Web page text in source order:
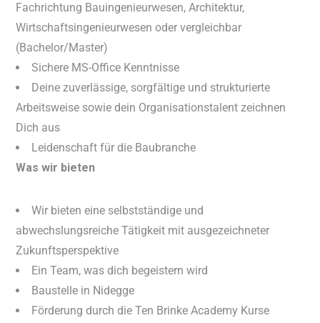
Fachrichtung Bauingenieurwesen, Architektur,
Wirtschaftsingenieurwesen oder vergleichbar
(Bachelor/Master)
Sichere MS-Office Kenntnisse
Deine zuverlässige, sorgfältige und strukturierte
Arbeitsweise sowie dein Organisationstalent zeichnen
Dich aus
Leidenschaft für die Baubranche
Was wir bieten
Wir bieten eine selbstständige und
abwechslungsreiche Tätigkeit mit ausgezeichneter
Zukunftsperspektive
Ein Team, was dich begeistern wird
Baustelle in Nidegge
Förderung durch die Ten Brinke Academy Kurse